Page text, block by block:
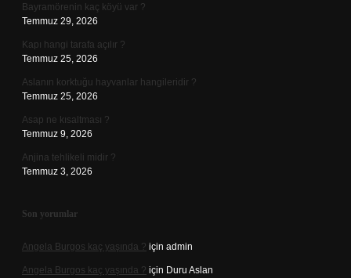
Bayramörenin kaç köyü var ?
Temmuz 29, 2026
Kapı hangi tarafa açılır ?
Temmuz 25, 2026
Aslanın korktuğu hayvanlar hangileridir ?
Temmuz 25, 2026
Asap ne kısaltması ?
Temmuz 9, 2026
Anjina tehlikeli midir ?
Temmuz 3, 2026
Son yorumlar
Angela Burgos kaç yaşında ? için admin
Angela Burgos kaç yaşında ? için Duru Aslan